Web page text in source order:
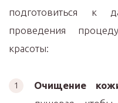
подготовиться к
проведения
красоты:
Очищение